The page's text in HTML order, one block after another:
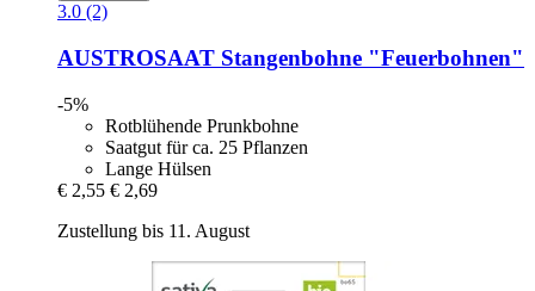
3.0 (2)
AUSTROSAAT Stangenbohne "Feuerbohnen"
-5%
Rotblühende Prunkbohne
Saatgut für ca. 25 Pflanzen
Lange Hülsen
€ 2,55 € 2,69
Zustellung bis 11. August